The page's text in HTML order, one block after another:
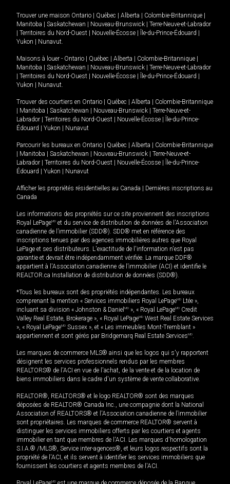
Trouver une maison Ontario Québec Alberta Colombie-Britannique
Manitoba
Saskatchewan Nouveau-Brunswick
Terre-Neuve-et-Labrador
Territoires du Nord-Ouest Nouvelle-Écosse Île-du-Prince-Édouard
Yukon
Nunavut.
Maisons à louer - Ontario Québec Alberta Colombie-Britannique
Manitoba
Saskatchewan Nouveau-Brunswick
Terre-Neuve-et-Labrador
Territoires du Nord-Ouest Nouvelle-Écosse Île-du-Prince-Édouard
Yukon
Nunavut.
Trouver des courtiers en Ontario Québec Alberta
Colombie-Britannique
Manitoba Saskatchewan Nouveau-Brunswick
Terre-Neuve-et-
Labrador
Territoires du Nord-Ouest Nouvelle-Écosse
Île-du-Prince-
Édouard
Yukon Nunavut
Parcourir les bureaux en Ontario Québec Alberta
Colombie-Britannique
Manitoba Saskatchewan Nouveau-Brunswick
Terre-Neuve-et-
Labrador
Territoires du Nord-Ouest Nouvelle-Écosse
Île-du-Prince-
Édouard
Yukon Nunavut
Afficher les propriétés résidentielles au Canada
Dernières inscriptions au
Canada
Les informations des propriétés sur ce site proviennent des inscriptions
Royal LePageMD et du service de distribution de données de l'Association
canadienne de l’immobilier (SDD®). SDD® met en référence des
inscriptions tenues par des agences immobilières autres que Royal
LePage et ses distributeurs. L'exactitude de l'information n'est pas
garantie et devrait être indépendamment vérifiée. La marque DDF®
appartient à l'Association canadienne de l’immobilier (ACI) et identifie le
REALTOR.ca Installation de distribution de données (SDD®).
*Tous les bureaux sont des propriétés indépendantes. Les bureaux
comprenant la mention « Services immobiliers Royal LePageMD Ltée »,
incluant sa division « Johnston & Daniel MD », « Royal LePageMD Credit
Valley Real Estate, Brokerage », « Royal LePageMD West Real Estate Services
», « Royal LePageMD Sussex », et « Les immeubles Mont-Tremblant »
appartiennent et sont gérés par Bridgemarq Real Estate ServicesMD.
Les marques de commerce MLS® ainsi que les logos qui s'y rapportent
désignent les services professionnels rendus par les membres
REALTORS® de l'ACI en vue de l'achat, de la vente et de la location de
biens immobiliers dans le cadre d'un système de vente collaborative.
REALTOR®, REALTORS® et le logo REALTOR® sont des marques
déposées de REALTOR® Canada Inc., une compagnie dont la National
Association of REALTORS® et l'Association canadienne de l’immobilier
sont propriétaires. Les marques de commerce REALTOR® servent à
distinguer les services immobiliers offerts par les courtiers et agents
immobilier en tant que membres de l'ACI. Les marques d'homologation
S.I.A.® /MLS®, Service inter-agences®, et leurs logos respectifs sont la
propriété de l'ACI, et ils servent à identifier les services immobiliers que
fournissent les courtiers et agents membres de l'ACI.
MD